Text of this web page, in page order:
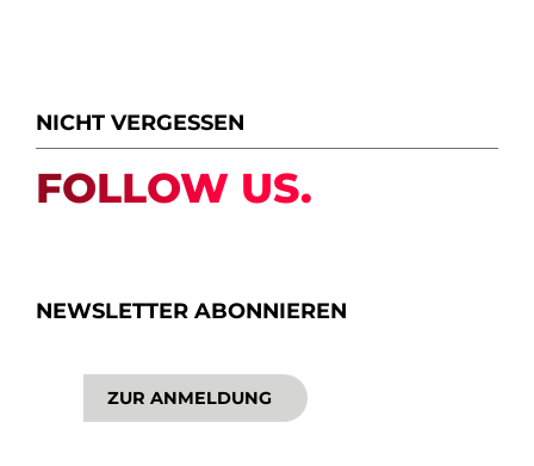
NICHT VERGESSEN
FOLLOW US.
NEWSLETTER ABONNIEREN
ZUR ANMELDUNG